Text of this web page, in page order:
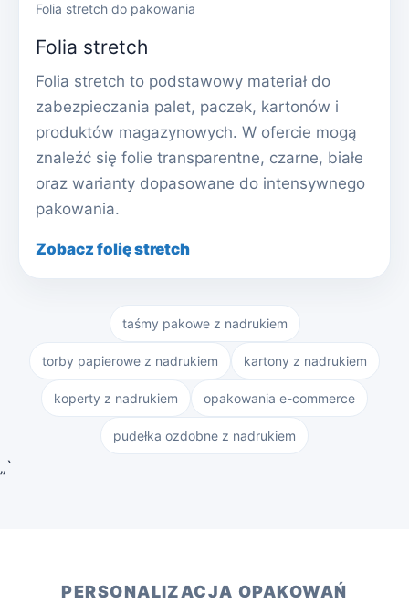
Folia stretch do pakowania
Folia stretch
Folia stretch to podstawowy materiał do
zabezpieczania palet, paczek, kartonów i
produktów magazynowych. W ofercie mogą
znaleźć się folie transparentne, czarne, białe
oraz warianty dopasowane do intensywnego
pakowania.
Zobacz folię stretch
taśmy pakowe z nadrukiem
torby papierowe z nadrukiem kartony z nadrukiem
koperty z nadrukiem opakowania e-commerce
pudełka ozdobne z nadrukiem
„`
PERSONALIZACJA OPAKOWAŃ